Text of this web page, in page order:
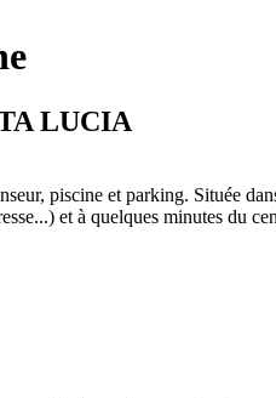
LUCIA
piscine et parking. Située
et à quelques minutes du